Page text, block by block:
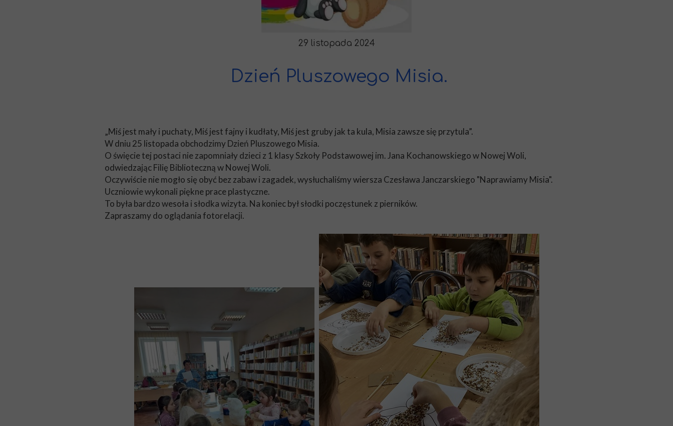
29 listopada 2024
Dzień Pluszowego Misia.
„Miś jest mały i puchaty, Miś jest fajny i kudłaty, Miś jest gruby jak ta kula, Misia zawsze się przytula”.
W dniu 25 listopada obchodzimy Dzień Pluszowego Misia.
O święcie tej postaci nie zapomniały dzieci z 1 klasy Szkoły Podstawowej im. Jana Kochanowskiego w Nowej Woli,
odwiedzając Filię Biblioteczną w Nowej Woli.
Oczywiście nie mogło się obyć bez zabaw i zagadek, wysłuchaliśmy wiersza Czesława Janczarskiego "Naprawiamy Misia".
Uczniowie wykonali piękne prace plastyczne.
To była bardzo wesoła i słodka wizyta. Na koniec był słodki poczęstunek z pierników.
Zapraszamy do oglądania fotorelacji.